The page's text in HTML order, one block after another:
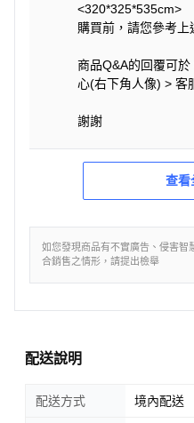
<320*325*535cm>
購買前，請您參考上
商品Q&A的回覆可
心(右下角人像) > 客
謝謝
查看
如您發現商品有不實廣告、侵害智
合銷售之情形，請提出檢舉
配送說明
配送方式 境內配送